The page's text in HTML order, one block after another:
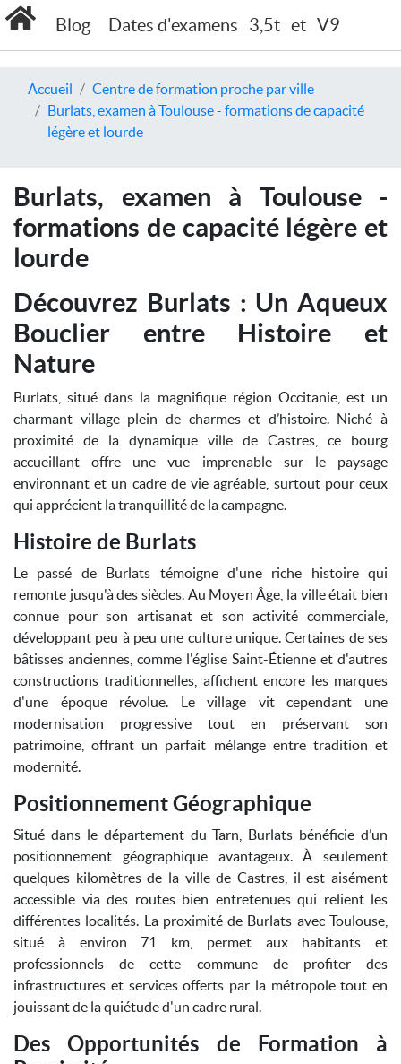
Blog Dates d'examens 3,5t et V9
Accueil
Centre de formation proche par ville
Burlats, examen à Toulouse - formations de capacité
légère et lourde
Burlats, examen à Toulouse -
formations de capacité légère et
lourde
Découvrez Burlats : Un Aqueux
Bouclier entre Histoire et
Nature
Burlats, situé dans la magnifique région Occitanie, est un
charmant village plein de charmes et d’histoire. Niché à
proximité de la dynamique ville de Castres, ce bourg
accueillant offre une vue imprenable sur le paysage
environnant et un cadre de vie agréable, surtout pour ceux
qui apprécient la tranquillité de la campagne.
Histoire de Burlats
Le passé de Burlats témoigne d'une riche histoire qui
remonte jusqu'à des siècles. Au Moyen Âge, la ville était bien
connue pour son artisanat et son activité commerciale,
développant peu à peu une culture unique. Certaines de ses
bâtisses anciennes, comme l'église Saint-Étienne et d'autres
constructions traditionnelles, affichent encore les marques
d'une époque révolue. Le village vit cependant une
modernisation progressive tout en préservant son
patrimoine, offrant un parfait mélange entre tradition et
modernité.
Positionnement Géographique
Situé dans le département du Tarn, Burlats bénéficie d’un
positionnement géographique avantageux. À seulement
quelques kilomètres de la ville de Castres, il est aisément
accessible via des routes bien entretenues qui relient les
différentes localités. La proximité de Burlats avec Toulouse,
situé à environ 71 km, permet aux habitants et
professionnels de cette commune de profiter des
infrastructures et services offerts par la métropole tout en
jouissant de la quiétude d'un cadre rural.
Des Opportunités de Formation à